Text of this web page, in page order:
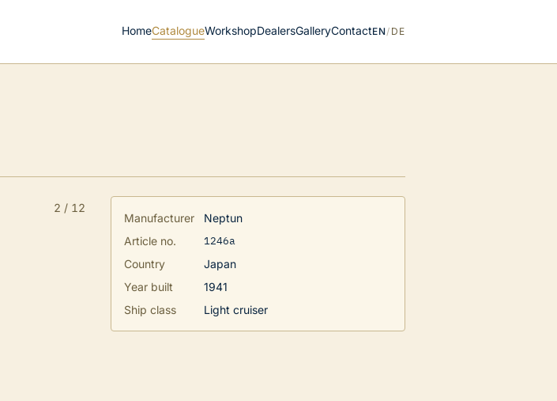
HomeCatalogueWorkshopDealersGalleryContactEN/ DE
2 / 12
Manufacturer
Neptun
Article no.
1246a
Country
Japan
Year built
1941
Ship class
Light cruiser